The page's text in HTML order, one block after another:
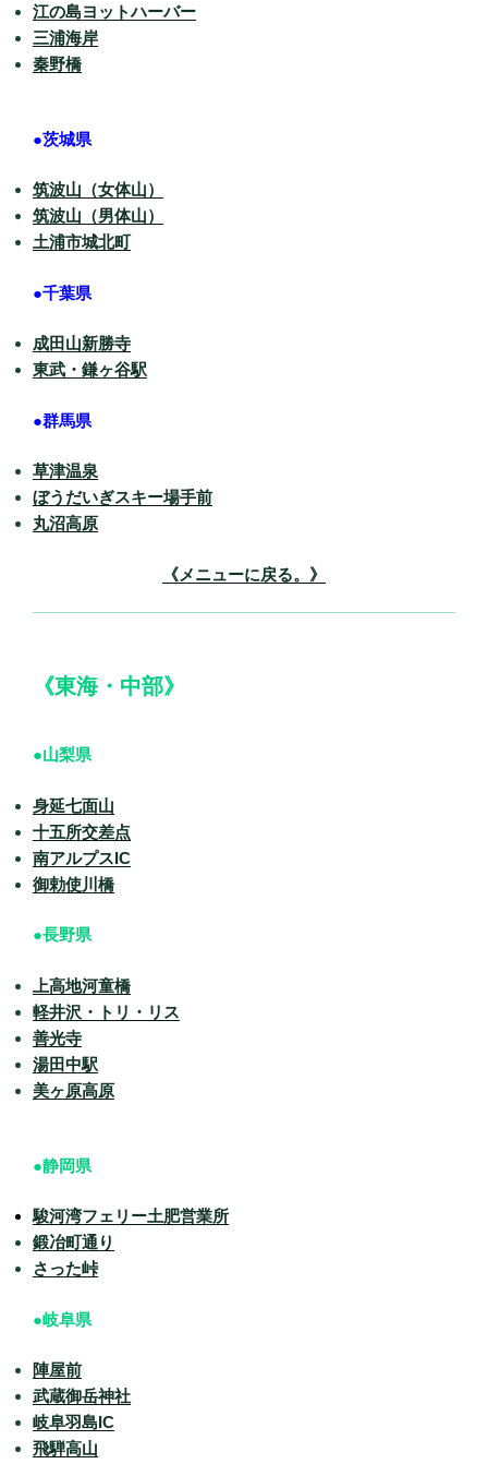
江の島ヨットハーバー
三浦海岸
秦野橋
●茨城県
筑波山（女体山）
筑波山（男体山）
土浦市城北町
●千葉県
成田山新勝寺
東武・鎌ヶ谷駅
●群馬県
草津温泉
ぼうだいぎスキー場手前
丸沼高原
《メニューに戻る。》
《東海・中部》
●山梨県
身延七面山
十五所交差点
南アルプスIC
御勅使川橋
●長野県
上高地河童橋
軽井沢・トリ・リス
善光寺
湯田中駅
美ヶ原高原
●静岡県
駿河湾フェリー土肥営業所
鍛冶町通り
さった峠
●岐阜県
陣屋前
武蔵御岳神社
岐阜羽島IC
飛騨高山